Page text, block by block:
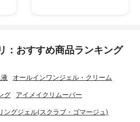
：おすすめ商品ランキング
オールインワンジェル・クリーム
グ アイメイクリムーバー
ングジェル(スクラブ・ゴマージュ)